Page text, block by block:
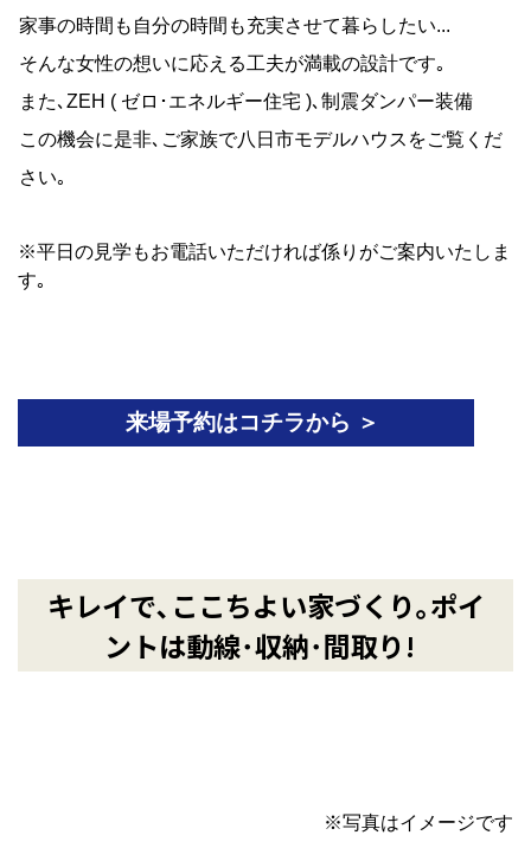
家事の時間も自分の時間も充実させて暮らしたい...
そんな女性の想いに応える工夫が満載の設計です｡
また､ZEH ( ゼロ･エネルギー住宅 )､制震ダンパー装備
この機会に是非､ご家族で八日市モデルハウスをご覧くだ
さい｡
※平日の見学もお電話いただければ係りがご案内いたしま
す｡
来場予約はコチラから ＞
キレイで､ここちよい家づくり｡ポイ
ントは動線･収納･間取り!
※写真はイメージです